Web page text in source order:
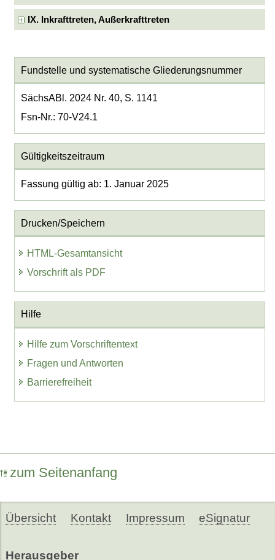
IX. Inkrafttreten, Außerkrafttreten
Fundstelle und systematische Gliederungsnummer
SächsABl. 2024 Nr. 40, S. 1141
Fsn-Nr.: 70-V24.1
Gültigkeitszeitraum
Fassung gültig ab: 1. Januar 2025
Drucken/Speichern
HTML-Gesamtansicht
Vorschrift als PDF
Hilfe
Hilfe zum Vorschriftentext
Fragen und Antworten
Barrierefreiheit
zum Seitenanfang
Übersicht Kontakt Impressum eSignatur
Herausgeber